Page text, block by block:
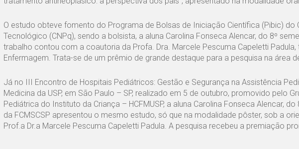
O estudo obteve fomento do Programa de Bolsas de Iniciação Científica (Pibic) do
Tecnológico (CNPq), sendo a bolsista, a aluna Carolina Fonseca Alencar, do 8º
trabalho contou com a coautoria da Profa. Dra. Marcele Pescuma Capeletti
Enfermagem. Trata-se de um prêmio de grande destaque para a pesquisa na área
Já no III Encontro de Hospitais Pediátricos: Gestão e Segurança na Assistência
Medicina da USP, em São Paulo – SP, realizado em 5 de outubro, promovido pelo
Pediátrica do Instituto da Criança – HCFMUSP, a aluna Carolina Fonseca Alencar,
da FCMSCSP apresentou o mesmo estudo, só que na modalidade pôster, sob a
Prof.a Dr.a Marcele Pescuma Capeletti Padula. A pesquisa recebeu a premiação